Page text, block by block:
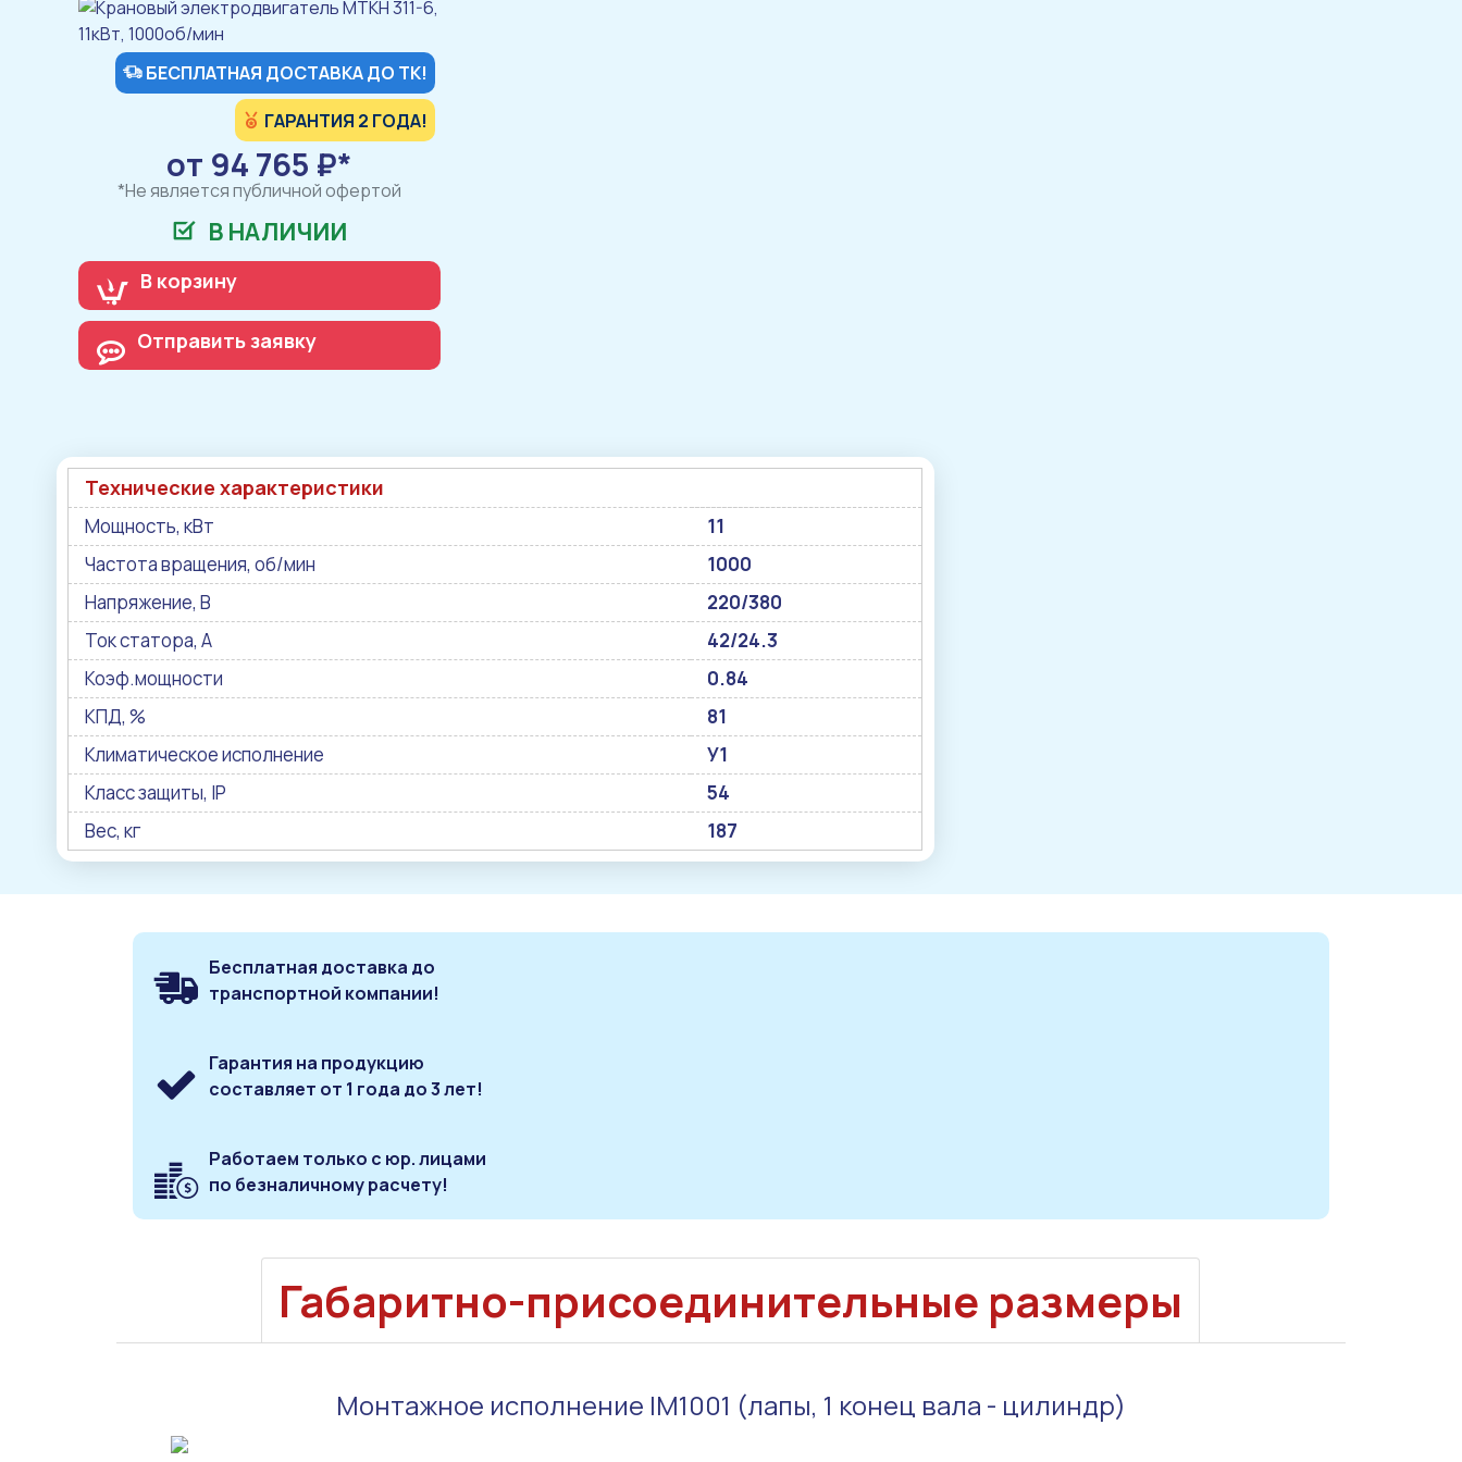
БЕСПЛАТНАЯ ДОСТАВКА ДО ТК!
ГАРАНТИЯ 2 ГОДА!
от 94 765 ₽*
*Не является публичной офертой
В НАЛИЧИИ
В корзину
Отправить заявку
Технические характеристики
Мощность, кВт
11
Частота вращения, об/мин
1000
Напряжение, В
220/380
Ток статора, А
42/24.3
Коэф.мощности
0.84
КПД, %
81
Климатическое исполнение
У1
Класс защиты, IP
54
Вес, кг
187
Бесплатная доставка до
транспортной компании!
Гарантия на продукцию
составляет от 1 года до 3 лет!
Работаем только с юр. лицами
по безналичному расчету!
Габаритно-присоединительные размеры
Монтажное исполнение IM1001 (лапы, 1 конец вала - цилиндр)